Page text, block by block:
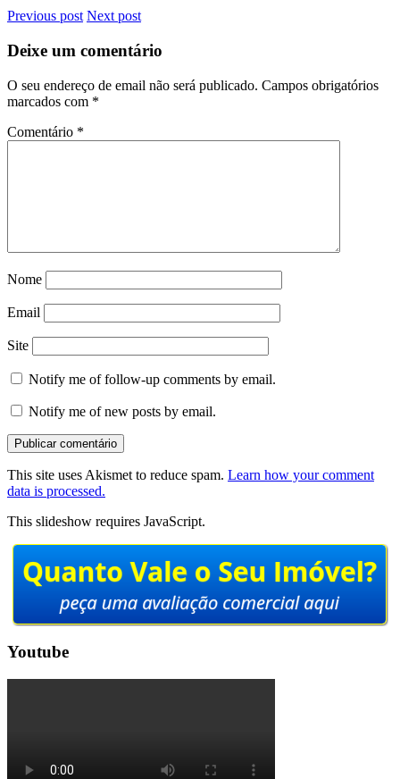
Previous post Next post
Deixe um comentário
O seu endereço de email não será publicado. Campos obrigatórios
marcados com *
Comentário *
Nome
Email
Site
Notify me of follow-up comments by email.
Notify me of new posts by email.
This site uses Akismet to reduce spam. Learn how your comment
data is processed.
This slideshow requires JavaScript.
Youtube